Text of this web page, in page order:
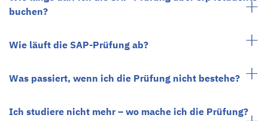
buchen?
Wie läuft die SAP-Prüfung ab?
Was passiert, wenn ich die Prüfung nicht bestehe?
Ich studiere nicht mehr – wo mache ich die Prüfung?